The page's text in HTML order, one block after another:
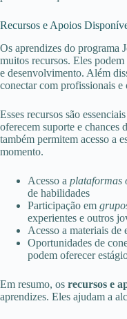
Recursos e Apoios
Os aprendizes do programa
muitos recursos. Eles podem
e desenvolvimento. Além
conectar com profissionais e
Esses recursos são
oferecem suporte e chances
também permitem acesso a
momento.
Acesso a plataformas
de habilidades
Participação em
experientes e outros
Acesso a materiais de
Oportunidades de
podem oferecer
Em resumo, os recursos e
aprendizes. Eles ajudam a